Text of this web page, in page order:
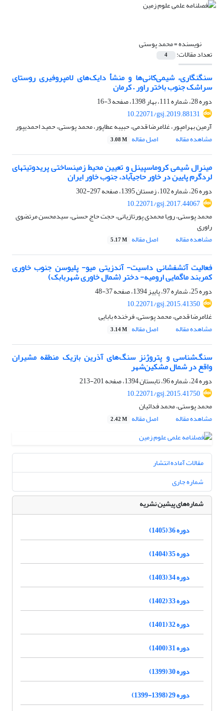
نویسنده =محمد پوستی
تعداد مقالات: 4
سنگ‎نگاری، شیمی‌کانی‌ها و منشأ دایک‌های لامپروفیری روستای
سراشک جنوب باختر راور – کرمان
دوره 28، شماره 111، بهار 1398، صفحه
3-16
10.22071/gsj.2019.88131
آرمین بهرامپور، غلامرضا قدمی، حبیبه عطاپور، محمد پوستی، حمید احمدی‎پور
مشاهده مقاله
اصل مقاله 3.08 M
مینرال شیمی کروم‎اسپینل و تعیین محیط زمین‎ساختی پریدوتیت‎های
لرد‎گرم پایین در خاور حاجی‎آباد، جنوب خاور ایران
دوره 26، شماره 102، زمستان 1395، صفحه
297-302
10.22071/gsj.2017.44067
محمد پوستی، رویا محمدی پورتازیانی، حجت حاج حسنی، سیدمحسن مرتضوی
راوری
مشاهده مقاله
اصل مقاله 5.17 M
فعالیت آتشفشانی داسیت- آندزیتی میو- پلیوسن جنوب خاوری
کمربند ماگمایی ارومیه- دختر (شمال خاوری شهربابک)
دوره 25، شماره 97، پاییز 1394، صفحه
37-48
10.22071/gsj.2015.41350
غلامرضا قدمی، محمد پوستی، فرخنده بابایی
مشاهده مقاله
اصل مقاله 3.14 M
سنگ‌شناسی و پتروژنز سنگ‌های آذرین بازیک منطقه مشیران
واقع در شمال مشکین‌شهر
دوره 24، شماره 96، تابستان 1394، صفحه
201-213
10.22071/gsj.2015.41750
محمد پوستی، محمد فدائیان
مشاهده مقاله
اصل مقاله 2.42 M
مقالات آماده انتشار
شماره جاری
شماره‌های پیشین نشریه
دوره 36 (1405)
دوره 35 (1404)
دوره 34 (1403)
دوره 33 (1402)
دوره 32 (1401)
دوره 31 (1400)
دوره 30 (1399)
دوره 29 (1398-1399)